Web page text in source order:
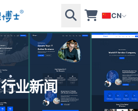
CN
行业新闻